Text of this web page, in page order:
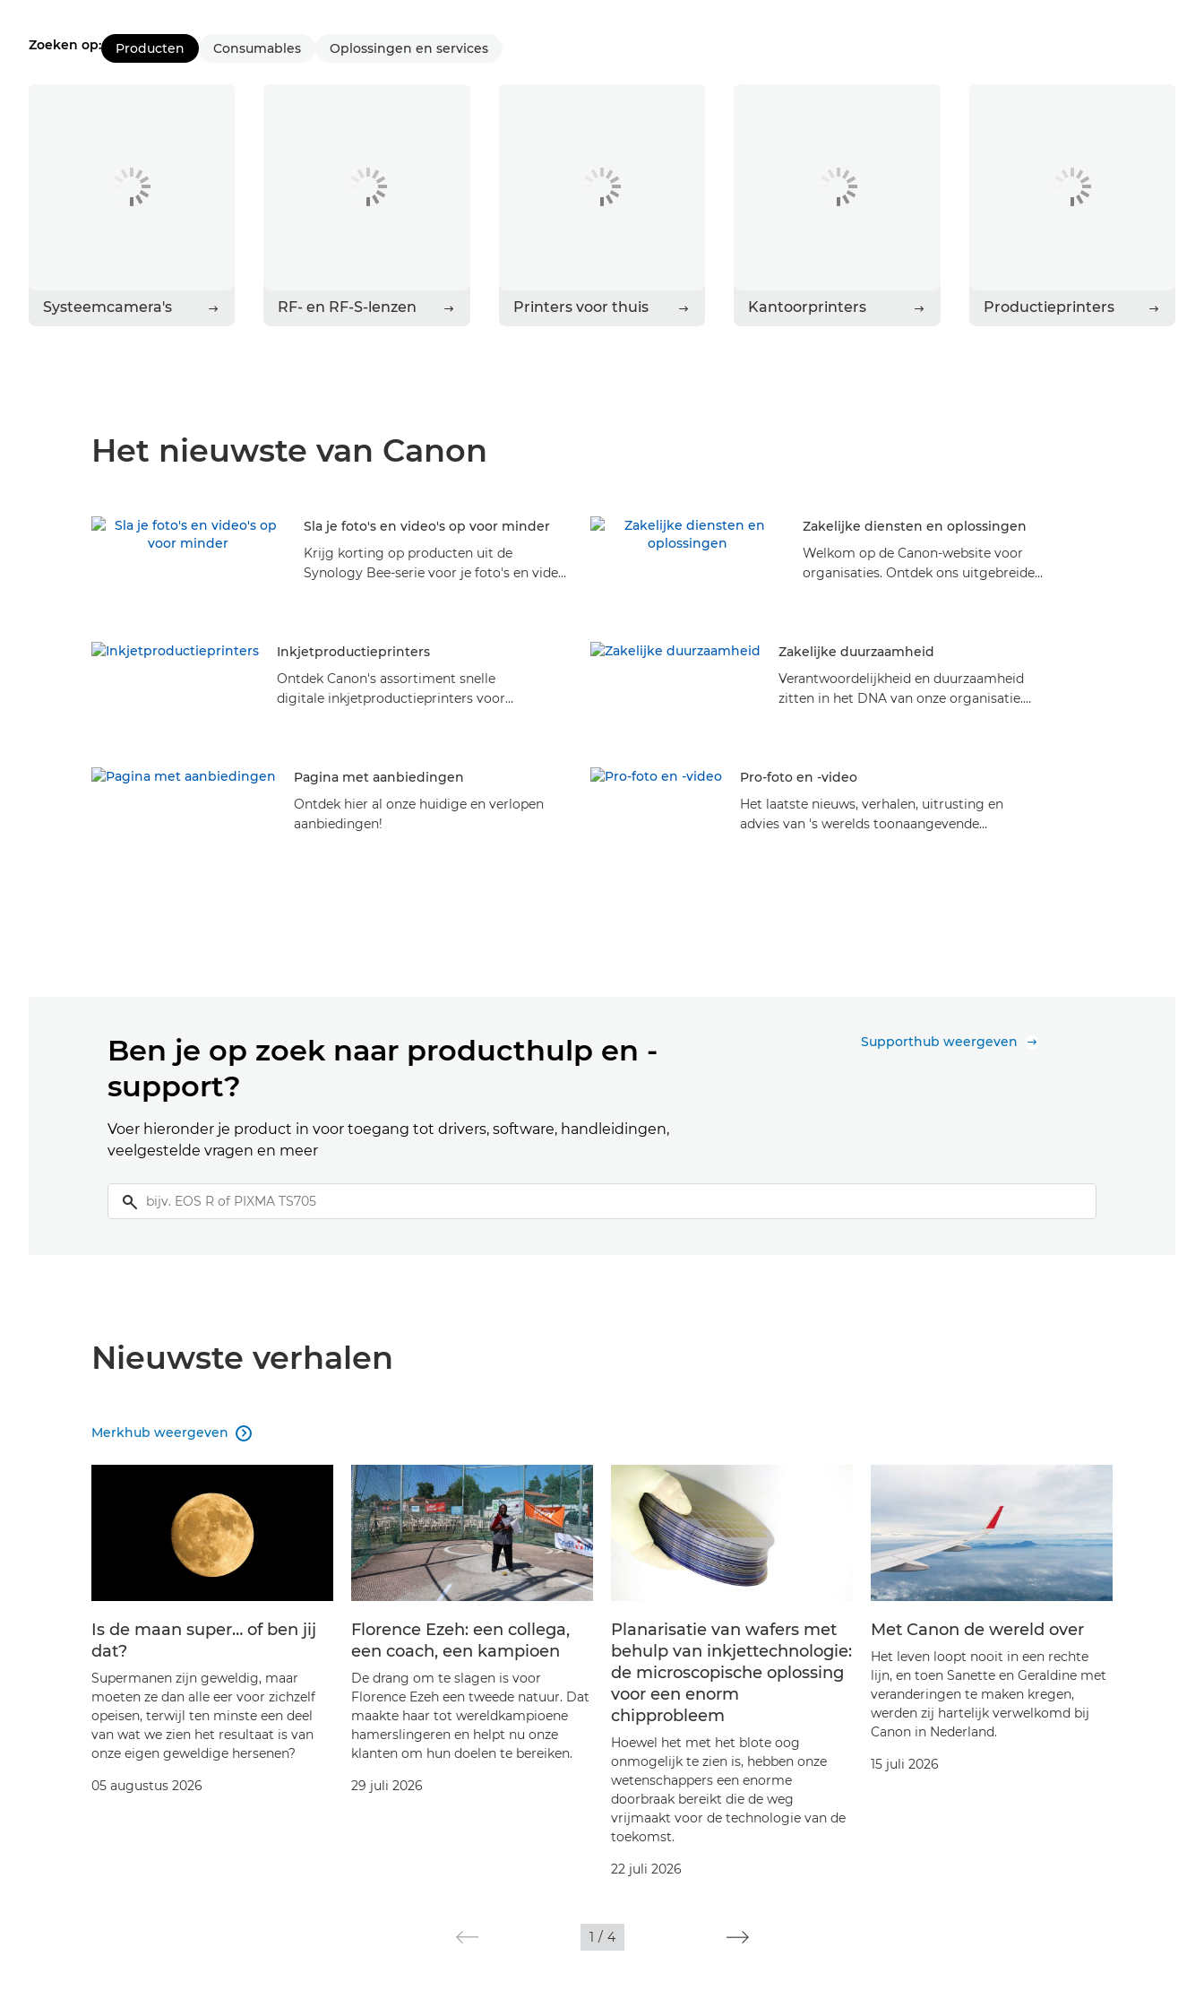
Zoeken op: Producten Consumables Oplossingen en services
Systeemcamera's RF- en RF-S-lenzen Printers voor thuis Kantoorprinters Productieprinters
Het nieuwste van Canon
Sla je foto's en video's op voor minder
Krijg korting op producten uit de
Synology Bee-serie voor je foto's en video-
Zakelijke diensten en oplossingen
Welkom op de Canon-website voor
organisaties. Ontdek ons uitgebreide
Inkjetproductieprinters
Ontdek Canon's assortiment snelle
digitale inkjetproductieprinters voor
marktleider
Zakelijke duurzaamheid
Verantwoordelijkheid en duurzaamheid
zitten in het DNA van onze organisatie.
Pagina met aanbiedingen
Ontdek hier al onze huidige en verlopen
aanbiedingen!
Pro-foto en -video
Het laatste nieuws, verhalen, uitrusting en
advies van 's werelds toonaangevende
Ben je op zoek naar producthulp en -
support?
Voer hieronder je product in voor toegang tot drivers, software, handleidingen,
veelgestelde vragen en meer
Supporthub weergeven
Nieuwste verhalen
Merkhub weergeven 
Is de maan super… of ben jij
dat?
Supermanen zijn geweldig, maar
moeten ze dan alle eer voor zichzelf
opeisen, terwijl ten minste een deel
van wat we zien het resultaat is van
onze eigen geweldige hersenen?
05 augustus 2026
Florence Ezeh: een collega,
een coach, een kampioen
De drang om te slagen is voor
Florence Ezeh een tweede natuur. Dat
maakte haar tot wereldkampioene
hamerslingeren en helpt nu onze
klanten om hun doelen te bereiken.
29 juli 2026
Planarisatie van wafers met
behulp van inkjettechnologie:
de microscopische oplossing
voor een enorm
chipprobleem
Hoewel het met het blote oog
onmogelijk te zien is, hebben onze
wetenschappers een enorme
doorbraak bereikt die de weg
vrijmaakt voor de technologie van de
toekomst.
22 juli 2026
Met Canon de wereld over
Het leven loopt nooit in een rechte
lijn, en toen Sanette en Geraldine met
veranderingen te maken kregen,
werden zij hartelijk verwelkomd bij
Canon in Nederland.
15 juli 2026
1 / 4